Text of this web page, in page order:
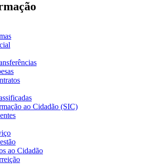
ao Cidadão (SIC)
ao Cidadão